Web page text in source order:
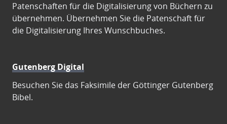
Patenschaften für die Digitalisierung von Büchern zu
übernehmen. Übernehmen Sie die Patenschaft für
die Digitalisierung Ihres Wunschbuches.
Gutenberg Digital
Besuchen Sie das Faksimile der Göttinger Gutenberg
Bibel.